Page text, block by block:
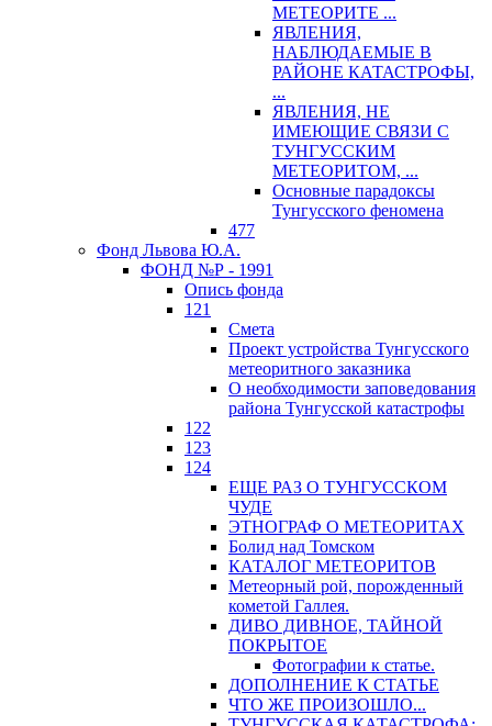
МЕТЕОРИТЕ ...
ЯВЛЕНИЯ,
НАБЛЮДАЕМЫЕ В
РАЙОНЕ КАТАСТРОФЫ,
...
ЯВЛЕНИЯ, НЕ
ИМЕЮЩИЕ СВЯЗИ С
ТУНГУССКИМ
МЕТЕОРИТОМ, ...
Основные парадоксы
Тунгусского феномена
477
Фонд Львова Ю.А.
ФОНД №Р - 1991
Опись фонда
121
Смета
Проект устройства Тунгусского
метеоритного заказника
О необходимости заповедования
района Тунгусской катастрофы
122
123
124
ЕЩЕ РАЗ О ТУНГУССКОМ
ЧУДЕ
ЭТНОГРАФ О МЕТЕОРИТАХ
Болид над Томском
КАТАЛОГ МЕТЕОРИТОВ
Метеорный рой, порожденный
кометой Галлея.
ДИВО ДИВНОЕ, ТАЙНОЙ
ПОКРЫТОЕ
Фотографии к статье.
ДОПОЛНЕНИЕ К СТАТЬЕ
ЧТО ЖЕ ПРОИЗОШЛО...